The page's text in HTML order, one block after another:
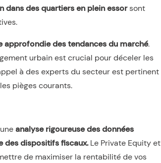
dans des quartiers en plein essorsont
approfondie des tendances du marché.
urbain est crucial pour déceler les
à des experts du secteur est pertinent
pièges courants.
analyse rigoureuse des données
des dispositifs fiscaux.Le Private Equity et
de maximiser la rentabilité de vos